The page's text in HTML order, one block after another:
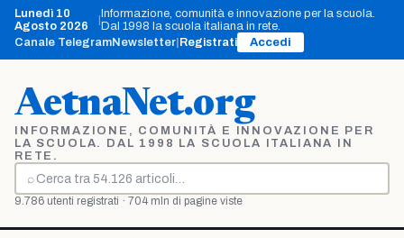
Vai
contenuto
Lunedì 10
Agosto 2026
Informazione, comunità e innovazione per la scuola.
Dal 1998 la scuola italiana in rete.
Canale TelegramNewsletter Registrati Accedi
AetnaNet.org
INFORMAZIONE, COMUNITÀ E INNOVAZIONE PER
LA SCUOLA. DAL 1998 LA SCUOLA ITALIANA IN
RETE.
⌕
Cerca
9.786 utenti registrati · 704 mln di pagine viste